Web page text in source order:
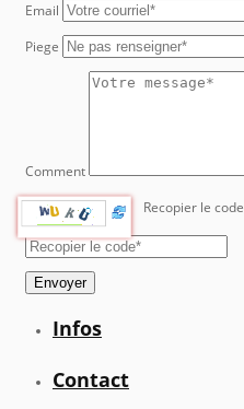
Email
Piege
Comment
Recopier le code
Envoyer
Infos
Contact